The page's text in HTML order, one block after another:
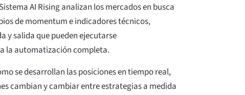
AI Rising analizan los mercados en busca
de momentum e indicadores técnicos,
y salida que pueden ejecutarse
la automatización completa.
se desarrollan las posiciones en tiempo real,
cambian y cambiar entre estrategias a medida